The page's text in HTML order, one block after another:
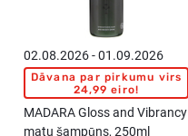
02.08.2026 - 01.09.2026
Dāvana par pirkumu virs
24,99 eiro!
MADARA Gloss and Vibrancy
matu šampūns, 250ml